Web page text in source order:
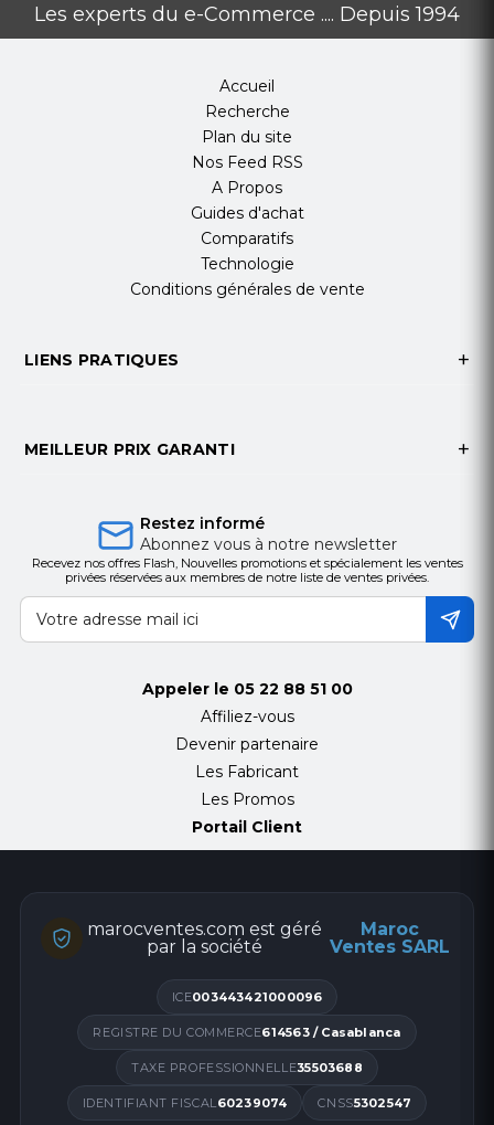
Les experts du e-Commerce .... Depuis 1994
Accueil
Recherche
Plan du site
Nos Feed RSS
A Propos
Guides d'achat
Comparatifs
Technologie
Conditions générales de vente
LIENS PRATIQUES
MEILLEUR PRIX GARANTI
Restez informé
Abonnez vous à notre newsletter
Recevez nos offres Flash, Nouvelles promotions et spécialement les ventes
privées réservées aux membres de notre liste de ventes privées.
Appeler le 05 22 88 51 00
Affiliez-vous
Devenir partenaire
Les Fabricant
Les Promos
Portail Client
marocventes.com est géré
par la société
Maroc
Ventes SARL
ICE003443421000096
REGISTRE DU COMMERCE614563 / Casablanca
TAXE PROFESSIONNELLE35503688
IDENTIFIANT FISCAL 60239074 CNSS5302547